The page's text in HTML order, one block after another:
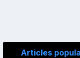
Articles